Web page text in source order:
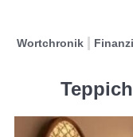
Wortchronik